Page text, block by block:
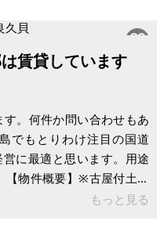
退しているので、住宅建
物件購入から
をしながら宮古島の生活
期は急いでい
賃貸しています
。何件か問い合わせもあ
でもとりわけ注目の国道
に最適と思います。用途
県宮古島市平良字久貝 土
もっと見る